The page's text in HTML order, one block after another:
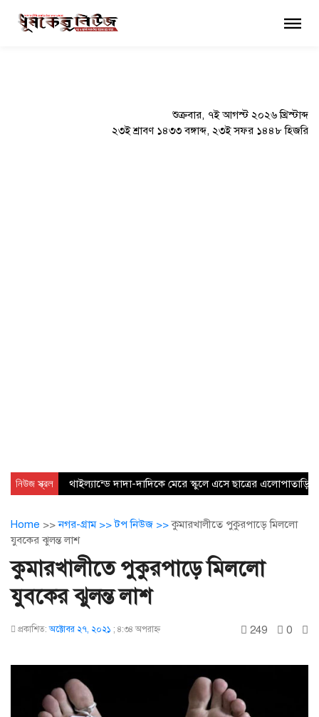
শুক্রবার, ৭ই আগস্ট ২০২৬ খ্রিস্টাব্দ
২৩ই শ্রাবণ ১৪৩৩ বঙ্গাব্দ, ২৩ই সফর ১৪৪৮ হিজরি
×
নিউজ স্ক্রল থাইল্যান্ডে দাদা-দাদিকে মেরে স্কুলে এসে ছাত্রের এলোপাতাড়ি
Home >>নগর-গ্রাম >>টপ নিউজ >>কুমারখালীতে পুকুরপাড়ে মিললো
যুবকের ঝুলন্ত লাশ
কুমারখালীতে পুকুরপাড়ে মিললো
যুবকের ঝুলন্ত লাশ
প্রকাশিত:অক্টোবর ২৭, ২০২১ ; ৪:৩৪ অপরাহ্ণ 249 0